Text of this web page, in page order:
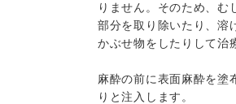
りません。そのため、む
部分を取り除いたり、溶
かぶせ物をしたりして治
麻酔の前に表面麻酔を塗
りと注入します。